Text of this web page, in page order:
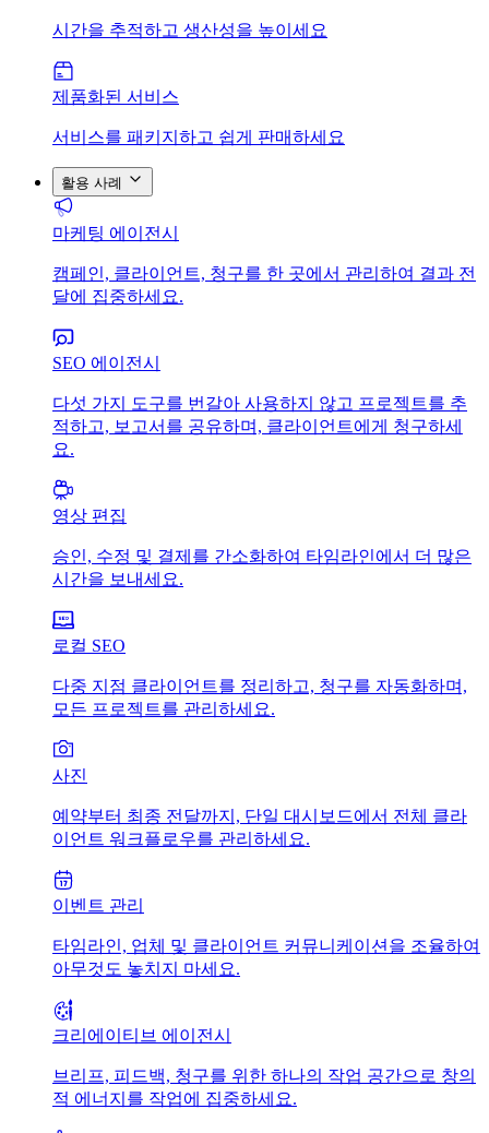
시간을 추적하고 생산성을 높이세요
제품화된 서비스
서비스를 패키지하고 쉽게 판매하세요
활용 사례
마케팅 에이전시
캠페인, 클라이언트, 청구를 한 곳에서 관리하여 결과 전
달에 집중하세요.
SEO 에이전시
다섯 가지 도구를 번갈아 사용하지 않고 프로젝트를 추
적하고, 보고서를 공유하며, 클라이언트에게 청구하세
요.
영상 편집
승인, 수정 및 결제를 간소화하여 타임라인에서 더 많은
시간을 보내세요.
로컬 SEO
다중 지점 클라이언트를 정리하고, 청구를 자동화하며,
모든 프로젝트를 관리하세요.
사진
예약부터 최종 전달까지, 단일 대시보드에서 전체 클라
이언트 워크플로우를 관리하세요.
이벤트 관리
타임라인, 업체 및 클라이언트 커뮤니케이션을 조율하여
아무것도 놓치지 마세요.
크리에이티브 에이전시
브리프, 피드백, 청구를 위한 하나의 작업 공간으로 창의
적 에너지를 작업에 집중하세요.